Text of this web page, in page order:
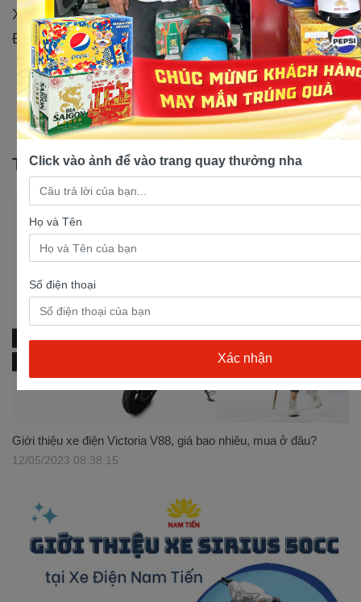
Xe Máy Nam Tiến Tân Kim: 192 QL50, KP. Kim
Điền, Cần Giuộc, Long An
Tin tức khác
Giới thiệu xe điện Victoria V88, giá bao nhiêu, mua ở đâu?
12/05/2023 08:38:15
Click vào ảnh để vào trang quay thưởng nha
Họ và Tên
Số điện thoại